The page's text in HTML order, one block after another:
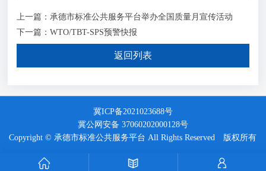
上一篇：承德市标准公共服务平台举办全国质量月宣传活动
下一篇：WTO/TBT-SPS预警快报
返回列表
冀ICP备2021023688号
冀公网安备 37060202000128号
Copyright © 承德市标准公共服务平台 All Rights Reserved 版权所有